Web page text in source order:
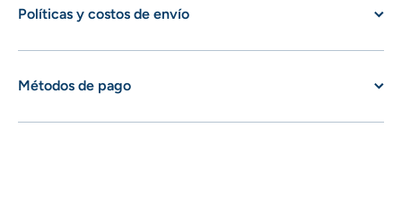
Políticas y costos de envío
Métodos de pago